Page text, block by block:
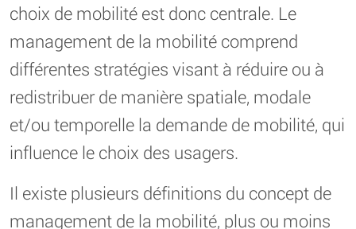
choix de mobilité est donc centrale. Le
management de la mobilité comprend
différentes stratégies visant à réduire ou à
redistribuer de manière spatiale, modale
et/ou temporelle la demande de mobilité, qui
influence le choix des usagers.
Il existe plusieurs définitions du concept de
management de la mobilité, plus ou moins